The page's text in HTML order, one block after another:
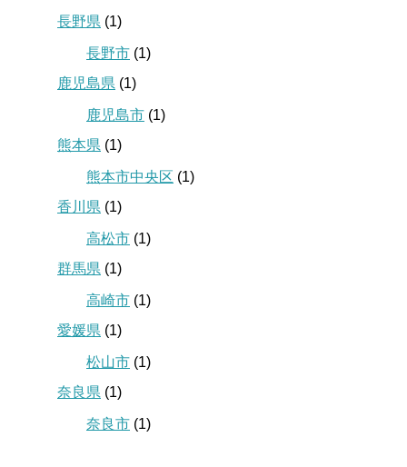
長野県 (1)
長野市 (1)
鹿児島県 (1)
鹿児島市 (1)
熊本県 (1)
熊本市中央区 (1)
香川県 (1)
高松市 (1)
群馬県 (1)
高崎市 (1)
愛媛県 (1)
松山市 (1)
奈良県 (1)
奈良市 (1)